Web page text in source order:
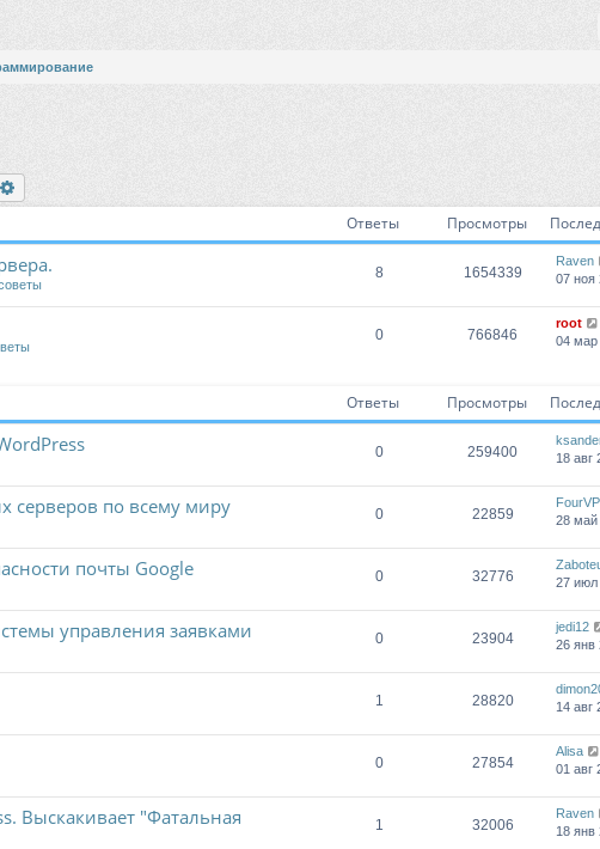
Ответы Просмотры
8 1654339
Raven
07 ноя
0 766846
root
04 мар
Ответы Просмотры
0 259400
18 авг
серверов по всему миру 0 22859
28 май
почты Google 0 32776
27 июл
управления заявками 0 23904
jedi12
26 янв
1 28820
14 авг
0 27854
Alisa
01 авг
Выскакивает "Фатальная
1 32006
Raven
18 янв